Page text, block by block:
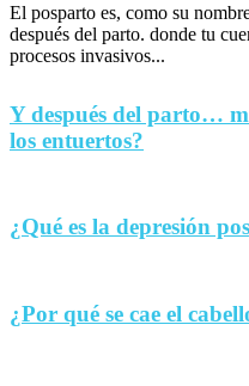
El posparto es, como su
después del parto. donde tu
procesos invasivos...
Y después del parto…
los entuertos?
¿Qué es la depresión
¿Por qué se cae el